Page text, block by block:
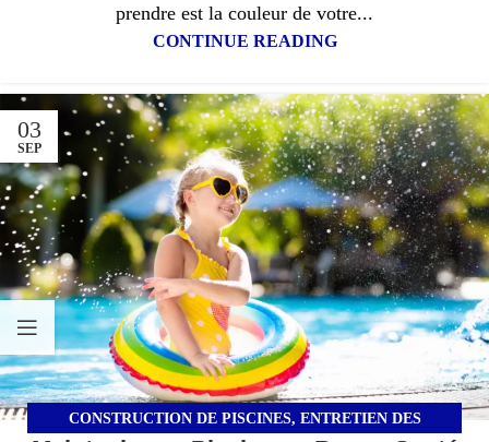
prendre est la couleur de votre...
CONTINUE READING
03
SEP
CONSTRUCTION DE PISCINES, ENTRETIEN DES